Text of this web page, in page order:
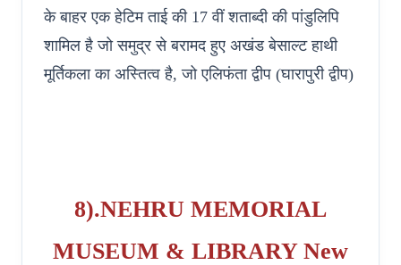
के बाहर एक हेटिम ताई की 17 वीं शताब्दी की पांडुलिपि
शामिल है जो समुद्र से बरामद हुए अखंड बेसाल्ट हाथी
मूर्तिकला का अस्तित्व है, जो एलिफंता द्वीप (घारापुरी द्वीप)
8).NEHRU MEMORIAL
MUSEUM & LIBRARY New